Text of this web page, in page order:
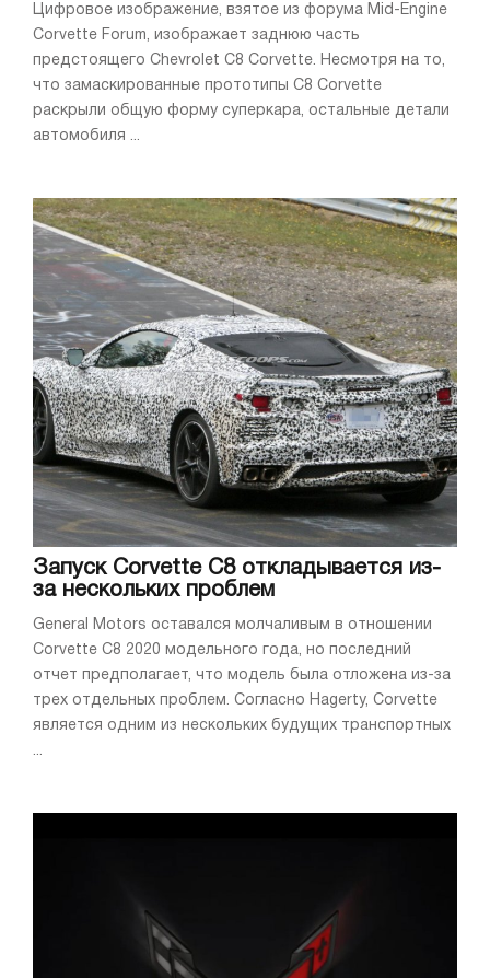
Цифровое изображение, взятое из форума Mid-Engine
Corvette Forum, изображает заднюю часть
предстоящего Chevrolet C8 Corvette. Несмотря на то,
что замаскированные прототипы C8 Corvette
раскрыли общую форму суперкара, остальные детали
автомобиля ...
Запуск Corvette C8 откладывается из-
за нескольких проблем
General Motors оставался молчаливым в отношении
Corvette C8 2020 модельного года, но последний
отчет предполагает, что модель была отложена из-за
трех отдельных проблем. Согласно Hagerty, Corvette
является одним из нескольких будущих транспортных
...